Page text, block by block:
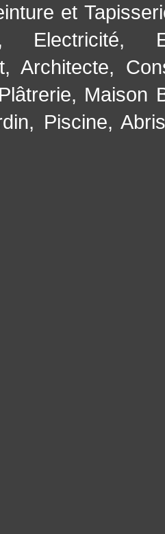
et
Electricité,
, Architecte,
, Maison
, Piscine,